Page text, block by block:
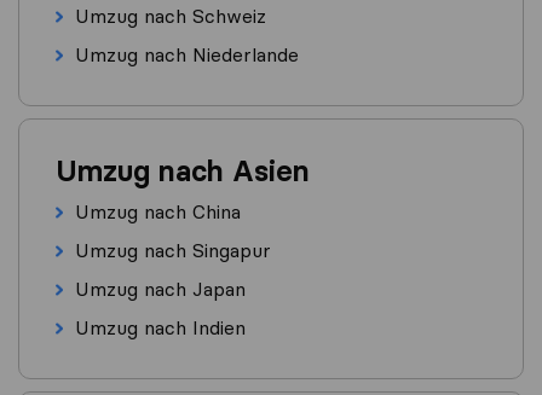
Umzug nach Schweiz
Umzug nach Niederlande
Umzug nach Asien
Umzug nach China
Umzug nach Singapur
Umzug nach Japan
Umzug nach Indien